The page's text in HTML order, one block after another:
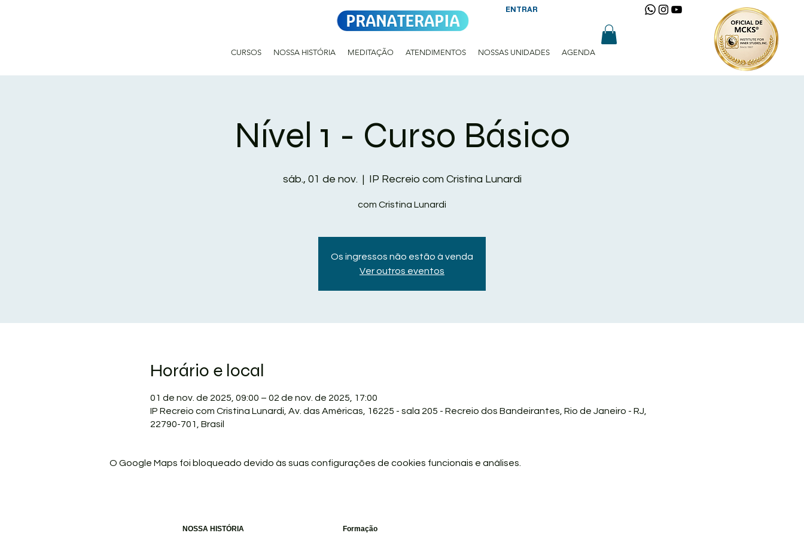
ENTRAR
CURSOS NOSSA HISTÓRIA MEDITAÇÃO ATENDIMENTOS NOSSAS UNIDADES AGENDA
Nível 1 - Curso Básico
sáb., 01 de nov. IP Recreio com Cristina Lunardi
com Cristina Lunardi
Os ingressos não estão à venda
Ver outros eventos
Horário e local
01 de nov. de 2025, 09:00 – 02 de nov. de 2025, 17:00
IP Recreio com Cristina Lunardi, Av. das Américas, 16225 - sala 205 - Recreio dos Bandeirantes, Rio de Janeiro - RJ,
22790-701, Brasil
O Google Maps foi bloqueado devido às suas configurações de cookies funcionais e análises.
NOSSA HISTÓRIA Formação